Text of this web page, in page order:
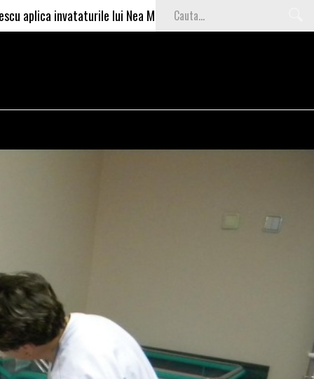
lui Nea Marin: somajul mare e o garantie pentru